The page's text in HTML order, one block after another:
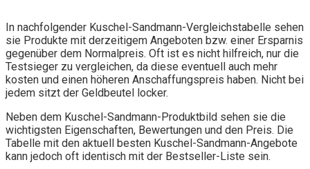
In nachfolgender Kuschel-Sandmann-Vergleichstabelle sehen
sie Produkte mit derzeitigem Angeboten bzw. einer Ersparnis
gegenüber dem Normalpreis. Oft ist es nicht hilfreich, nur die
Testsieger zu vergleichen, da diese eventuell auch mehr
kosten und einen höheren Anschaffungspreis haben. Nicht bei
jedem sitzt der Geldbeutel locker.
Neben dem Kuschel-Sandmann-Produktbild sehen sie die
wichtigsten Eigenschaften, Bewertungen und den Preis. Die
Tabelle mit den aktuell besten Kuschel-Sandmann-Angebote
kann jedoch oft identisch mit der Bestseller-Liste sein.